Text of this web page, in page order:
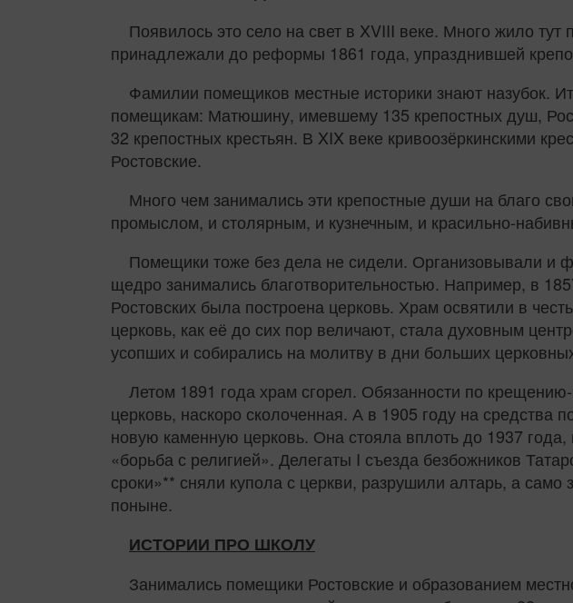
Появилось это село на свет в XVIII веке. Много жило
принадлежали до реформы 1861 года, упразднившей
Фамилии помещиков местные историки знают назубок.
помещикам: Матюшину, имевшему 135 крепостных душ,
32 крепостных крестьян. В XIX веке кривоозёркинскими
Ростовские.
Много чем занимались эти крепостные души на благо
промыслом, и столярным, и кузнечным, и красильно-
Помещики тоже без дела не сидели. Организовывали и
щедро занимались благотворительностью. Например, в
Ростовских была построена церковь. Храм освятили в
церковь, как её до сих пор величают, стала духовным
усопших и собирались на молитву в дни больших
Летом 1891 года храм сгорел. Обязанности по
церковь, наскоро сколоченная. А в 1905 году на
новую каменную церковь. Она стояла вплоть до 1937 года,
«борьба с религией». Делегаты I съезда безбожников
сроки»** сняли купола с церкви, разрушили алтарь, а
поныне.
ИСТОРИИ ПРО ШКОЛУ
Занимались помещики Ростовские и образованием